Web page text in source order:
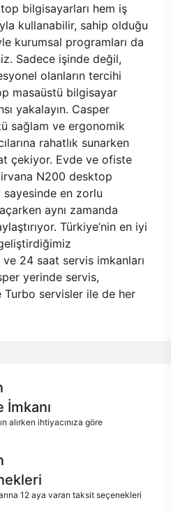
bilgisayarları hem iş
kullanabilir, sahip olduğu
kurumsal programları da
Sadece işinde değil,
olanların tercihi
masaüstü bilgisayar
yakalayın. Casper
sağlam ve ergonomik
rahatlık sunarken
çekiyor. Evde ve ofiste
N200 desktop
en zorlu
aynı zamanda
Türkiye’nin en iyi
24 saat servis imkanları
yerinde servis,
Turbo servisler ile de her
alırken ihtiyacınıza göre
12 aya varan taksit seçenekleri